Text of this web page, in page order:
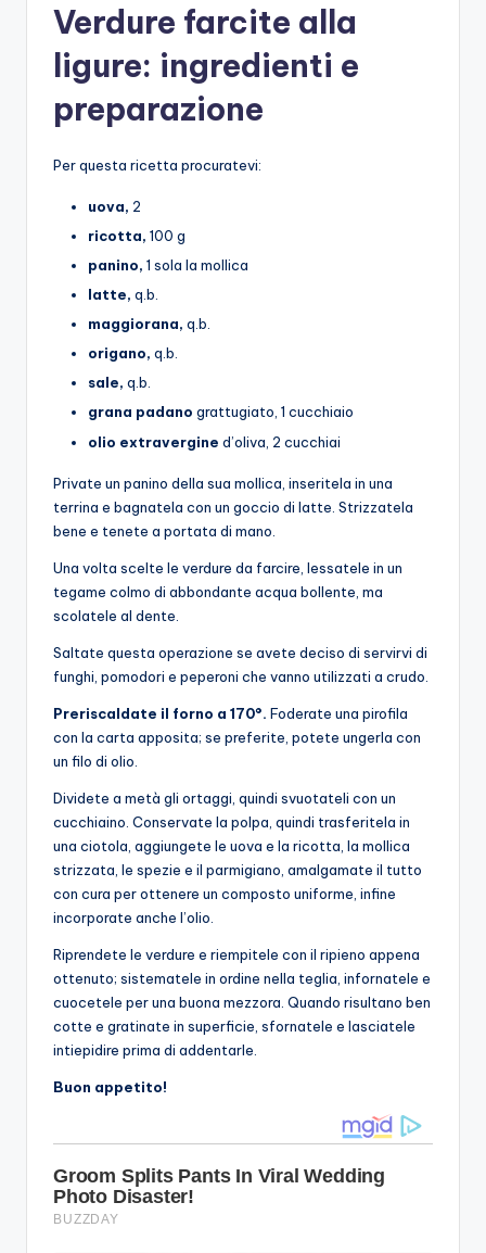
Verdure farcite alla
ligure: ingredienti e
preparazione
Per questa ricetta procuratevi:
uova, 2
ricotta, 100 g
panino, 1 sola la mollica
latte, q.b.
maggiorana, q.b.
origano, q.b.
sale, q.b.
grana padano grattugiato, 1 cucchiaio
olio extravergine d’oliva, 2 cucchiai
Private un panino della sua mollica, inseritela in una
terrina e bagnatela con un goccio di latte. Strizzatela
bene e tenete a portata di mano.
Una volta scelte le verdure da farcire, lessatele in un
tegame colmo di abbondante acqua bollente, ma
scolatele al dente.
Saltate questa operazione se avete deciso di servirvi di
funghi, pomodori e peperoni che vanno utilizzati a crudo.
Preriscaldate il forno a 170°. Foderate una pirofila
con la carta apposita; se preferite, potete ungerla con
un filo di olio.
Dividete a metà gli ortaggi, quindi svuotateli con un
cucchiaino. Conservate la polpa, quindi trasferitela in
una ciotola, aggiungete le uova e la ricotta, la mollica
strizzata, le spezie e il parmigiano, amalgamate il tutto
con cura per ottenere un composto uniforme, infine
incorporate anche l’olio.
Riprendete le verdure e riempitele con il ripieno appena
ottenuto; sistematele in ordine nella teglia, infornatele e
cuocetele per una buona mezzora. Quando risultano ben
cotte e gratinate in superficie, sfornatele e lasciatele
intiepidire prima di addentarle.
Buon appetito!